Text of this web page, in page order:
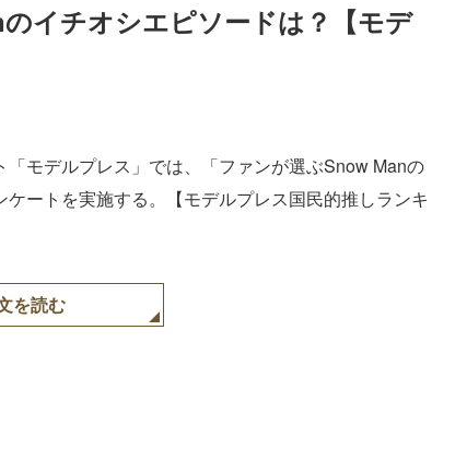
イチオシエピソードは？【モデ
モデルプレス」では、「ファンが選ぶSnow Manの
ートを実施する。【モデルプレス国民的推しランキ
を読む